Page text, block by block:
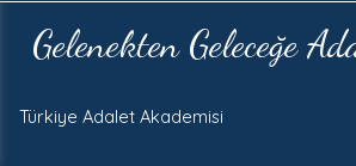
Gelenekten Geleceğe
Türkiye Adalet Akademisi